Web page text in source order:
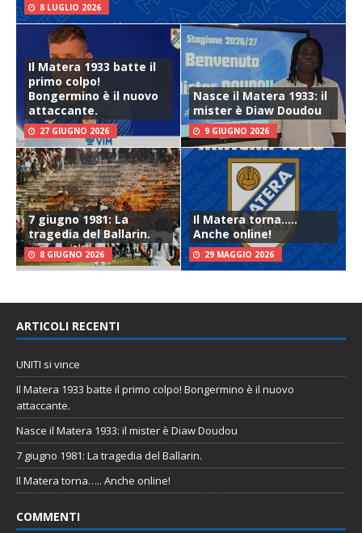
8 LUGLIO 2026
Il Matera 1933 batte il
primo colpo!
Bongermino è il nuovo
attaccante.
27 GIUGNO 2026
Nasce il Matera 1933: il
mister è Diaw Doudou
9 GIUGNO 2026
7 giugno 1981: La
tragedia del Ballarin.
8 GIUGNO 2026
Il Matera torna…..
Anche online!
29 MAGGIO 2026
ARTICOLI RECENTI
UNITI si vince
Il Matera 1933 batte il primo colpo! Bongermino è il nuovo
attaccante.
Nasce il Matera 1933: il mister è Diaw Doudou
7 giugno 1981: La tragedia del Ballarin.
Il Matera torna….. Anche online!
COMMENTI